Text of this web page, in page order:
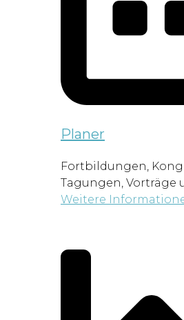
Planer
Fortbildungen,
Tagungen, Vorträge
Weitere